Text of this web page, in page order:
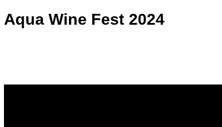
Aqua Wine Fest 2024